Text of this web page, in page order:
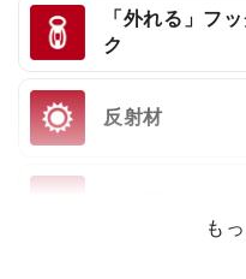
「外れる」フ
ク
反射材
も